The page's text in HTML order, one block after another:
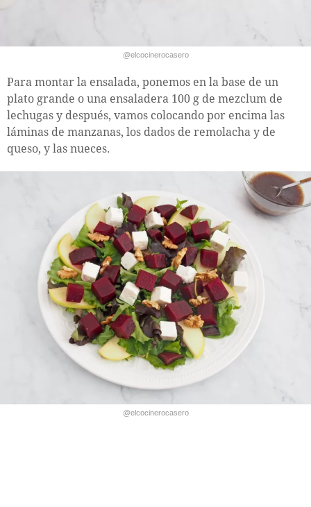
@elcocinerocasero
Para montar la ensalada, ponemos en la base de un
plato grande o una ensaladera 100 g de mezclum de
lechugas y después, vamos colocando por encima las
láminas de manzanas, los dados de remolacha y de
queso, y las nueces.
@elcocinerocasero